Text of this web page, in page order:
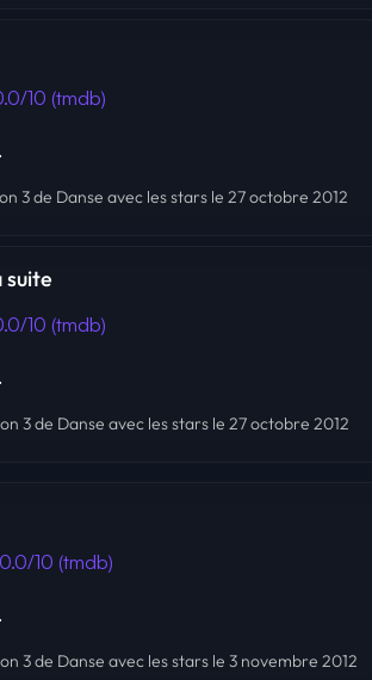
10 (tmdb)
3 de Danse avec les stars le 27 octobre 2012
suite
10 (tmdb)
3 de Danse avec les stars le 27 octobre 2012
0.0/10 (tmdb)
3 de Danse avec les stars le 3 novembre 2012